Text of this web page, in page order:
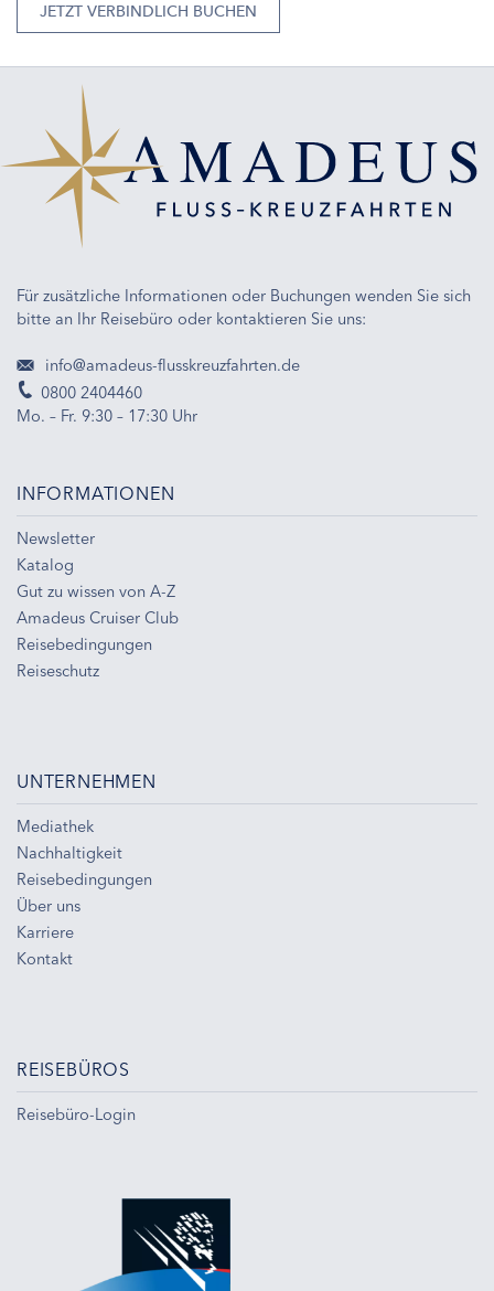
JETZT VERBINDLICH BUCHEN
Für zusätzliche Informationen oder Buchungen wenden Sie sich
bitte an Ihr Reisebüro oder kontaktieren Sie uns:
info@amadeus-flusskreuzfahrten.de
0800 2404460
Mo. – Fr. 9:30 – 17:30 Uhr
INFORMATIONEN
Newsletter
Katalog
Gut zu wissen von A-Z
Amadeus Cruiser Club
Reisebedingungen
Reiseschutz
UNTERNEHMEN
Mediathek
Nachhaltigkeit
Reisebedingungen
Über uns
Karriere
Kontakt
REISEBÜROS
Reisebüro-Login